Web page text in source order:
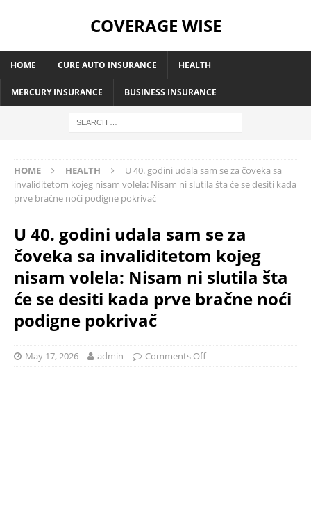
COVERAGE WISE
HOME CURE AUTO INSURANCE HEALTH
MERCURY INSURANCE BUSINESS INSURANCE
HOME HEALTH
U 40. godini udala sam se za čoveka sa
invaliditetom kojeg nisam volela: Nisam ni slutila šta će se desiti kada
prve bračne noći podigne pokrivač
U 40. godini udala sam se za
čoveka sa invaliditetom kojeg
nisam volela: Nisam ni slutila šta
će se desiti kada prve bračne noći
podigne pokrivač
May 17, 2026 admin Comments Off